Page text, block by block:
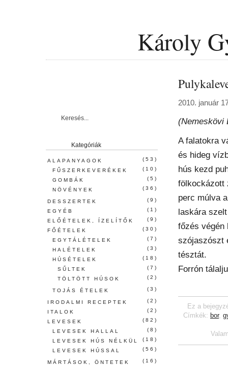
Károly
2010. január
(Nemeskövi
A falatokra
és hideg
hús kezd
fölkockázott
perc múlva
laskára
főzés végén
szójaszószt
tésztát.
Forrón
Ez a
Címkék: bor,
Kategóriák
ALAPANYAGOK
(53)
FŰSZERKEVERÉKEK
(10)
GOMBÁK
(5)
NÖVÉNYEK
(36)
DESSZERTEK
(9)
EGYÉB
(1)
ELŐÉTELEK, ÍZELÍTŐK
(9)
FŐÉTELEK
(30)
EGYTÁLÉTELEK
(7)
HALÉTELEK
(3)
HÚSÉTELEK
(18)
SŰLTEK
(7)
TÖLTÖTT HÚSOK
(2)
TOJÁS ÉTELEK (3)
IRODALMI RECEPTEK
(2)
ITALOK
(2)
LEVESEK
(82)
LEVESEK HALLAL
(8)
LEVESEK HÚS NÉLKÜL
(18)
LEVESEK HÚSSAL
(56)
MÁRTÁSOK, ÖNTETEK
(16)